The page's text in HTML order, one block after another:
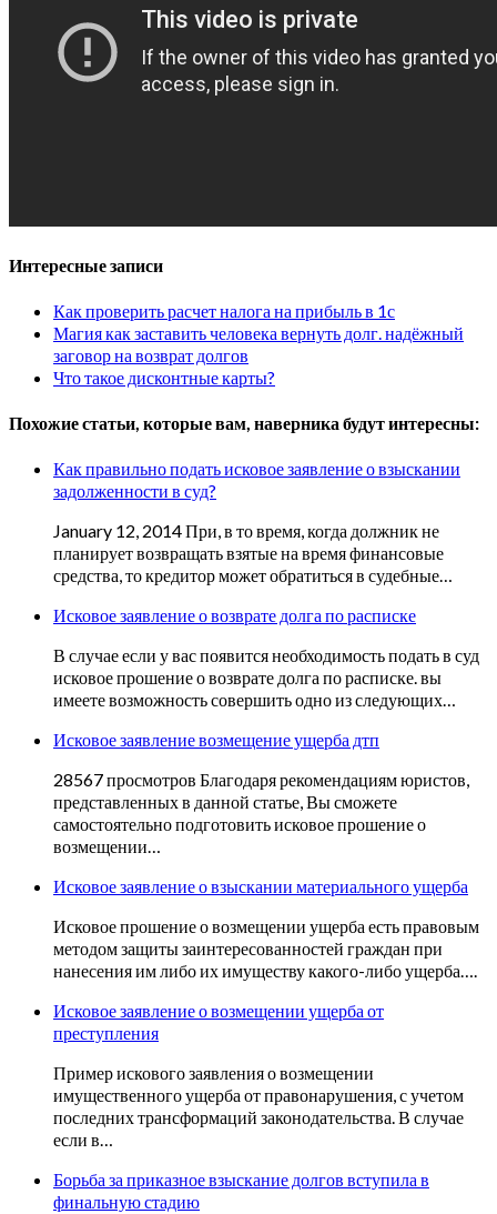
Интересные записи
Как проверить расчет налога на прибыль в 1с
Магия как заставить человека вернуть долг. надёжный
заговор на возврат долгов
Что такое дисконтные карты?
Похожие статьи, которые вам, наверника будут интересны:
Как правильно подать исковое заявление о взыскании
задолженности в суд?
January 12, 2014 При, в то время, когда должник не
планирует возвращать взятые на время финансовые
средства, то кредитор может обратиться в судебные…
Исковое заявление о возврате долга по расписке
В случае если у вас появится необходимость подать в суд
исковое прошение о возврате долга по расписке. вы
имеете возможность совершить одно из следующих…
Исковое заявление возмещение ущерба дтп
28567 просмотров Благодаря рекомендациям юристов,
представленных в данной статье, Вы сможете
самостоятельно подготовить исковое прошение о
возмещении…
Исковое заявление о взыскании материального ущерба
Исковое прошение о возмещении ущерба есть правовым
методом защиты заинтересованностей граждан при
нанесения им либо их имуществу какого-либо ущерба….
Исковое заявление о возмещении ущерба от
преступления
Пример искового заявления о возмещении
имущественного ущерба от правонарушения, с учетом
последних трансформаций законодательства. В случае
если в…
Борьба за приказное взыскание долгов вступила в
финальную стадию